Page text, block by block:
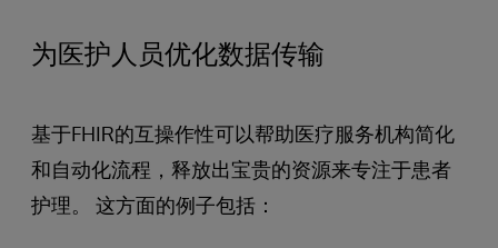
为医护人员优化数据传输
基于FHIR的互操作性可以帮助医疗服务机构简化
和自动化流程，释放出宝贵的资源来专注于患者
护理。 这方面的例子包括：